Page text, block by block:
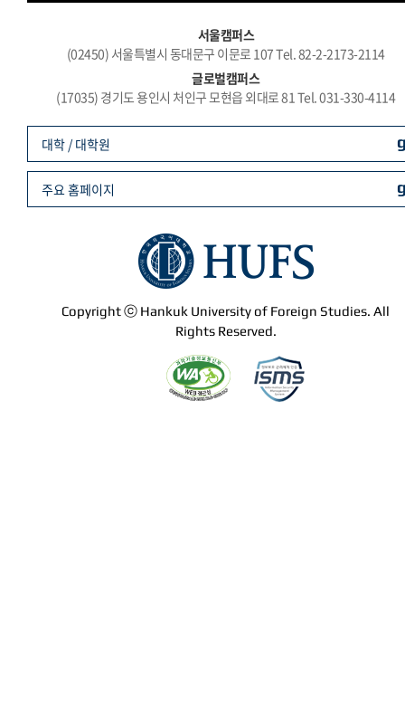
서울캠퍼스
(02450) 서울특별시 동대문구 이문로 107 Tel. 82-2-2173-2114
글로벌캠퍼스
(17035) 경기도 용인시 처인구 모현읍 외대로 81 Tel. 031-330-4114
Copyright ⓒ Hankuk University of Foreign Studies. All
Rights Reserved.
대학 / 대학원
주요 홈페이지